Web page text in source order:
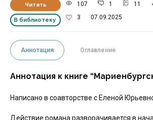
Читать
В библиотеку
107
1 11
3
07.09.2025
Аннотация Оглавление
Аннотация к книге
Написано в соавторстве с Еленой
Действие романа разворачивается в